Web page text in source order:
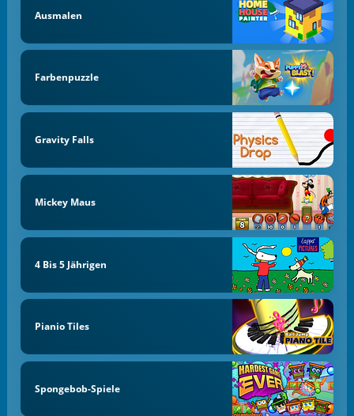
Ausmalen
Farbenpuzzle
Gravity Falls
Mickey Maus
4 Bis 5 Jährigen
Pianio Tiles
Spongebob-Spiele